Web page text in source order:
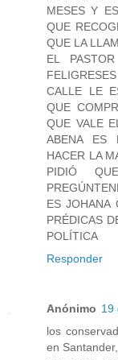
MESES Y
QUE
QUE LA
EL
CALLE LE
QUE
QUE VALE
ABENA ES
HACER LA
PIDIÓ
ES JOHANA
PRÉDICAS
POLÍTICA
Responder
Anónimo 19
los
en